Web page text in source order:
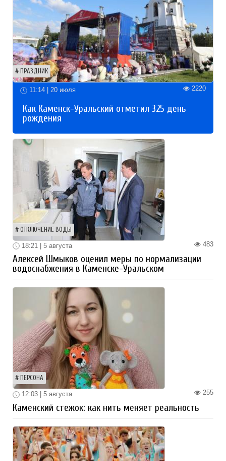
ПРАЗДНИК
11:14 | 20 июля 2220
Как Каменск-Уральский отметил 325 день
рождения
ОТКЛЮЧЕНИЕ ВОДЫ
483
18:21 | 5 августа
Алексей Шмыков оценил меры по нормализации
водоснабжения в Каменске-Уральском
ПЕРСОНА
255
12:03 | 5 августа
Каменский стежок: как нить меняет реальность